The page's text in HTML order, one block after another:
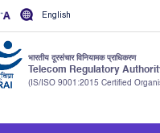
English
भारतीय दूरसंचार विनियामक प्राधिकरण
Telecom Regulatory
(IS/ISO 9001:2015 Certified